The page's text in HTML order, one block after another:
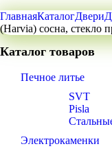
ГлавнаяКаталогДвери
(Harvia) сосна, стекло
Каталог товаров
Печное литье
SVT
Pisla
Электрокаменки